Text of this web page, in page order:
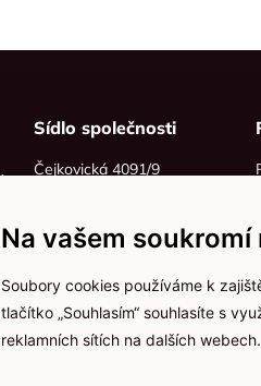
Sídlo společnosti
Čejkovická 4091/9
IČO: 06215319
DIČ: CZ06215319
Na vašem soukromí
Soubory cookies používáme k
tlačítko „Souhlasím“ souhlasíte s
reklamních sítích na dalších webech.